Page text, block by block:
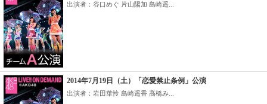
出演者：谷口めぐ 片山陽加 島崎遥...
2014年7月19日（土）「恋愛禁止条例」公演
出演者：岩田華怜 島崎遥香 高橋み...